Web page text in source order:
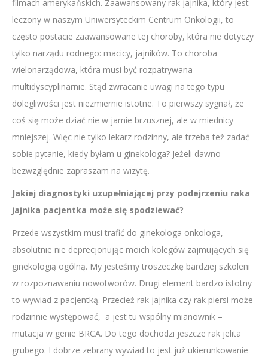
filmach amerykańskich. Zaawansowany rak jajnika, który jest
leczony w naszym Uniwersyteckim Centrum Onkologii, to
często postacie zaawansowane tej choroby, która nie dotyczy
tylko narządu rodnego: macicy, jajników. To choroba
wielonarządowa, która musi być rozpatrywana
multidyscyplinarnie. Stąd zwracanie uwagi na tego typu
dolegliwości jest niezmiernie istotne. To pierwszy sygnał, że
coś się może dziać nie w jamie brzusznej, ale w miednicy
mniejszej. Więc nie tylko lekarz rodzinny, ale trzeba też zadać
sobie pytanie, kiedy byłam u ginekologa? Jeżeli dawno –
bezwzględnie zapraszam na wizytę.
Jakiej diagnostyki uzupełniającej przy podejrzeniu raka
jajnika pacjentka może się spodziewać?
Przede wszystkim musi trafić do ginekologa onkologa,
absolutnie nie deprecjonując moich kolegów zajmujących się
ginekologią ogólną. My jesteśmy troszeczkę bardziej szkoleni
w rozpoznawaniu nowotworów. Drugi element bardzo istotny
to wywiad z pacjentką. Przecież rak jajnika czy rak piersi może
rodzinnie występować, a jest tu wspólny mianownik –
mutacja w genie BRCA. Do tego dochodzi jeszcze rak jelita
grubego. I dobrze zebrany wywiad to jest już ukierunkowanie